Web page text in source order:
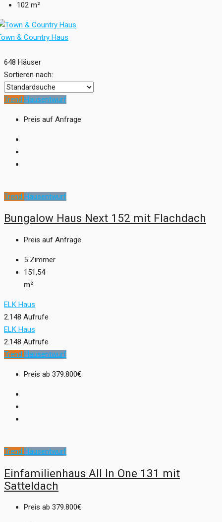
102 m²
& Country Haus
648 Häuser
Sortieren nach:
Trend Hausentwurf
Preis auf Anfrage
Trend Hausentwurf
Bungalow Haus Next 152 mit Flachdach
Preis auf Anfrage
5 Zimmer
151,54
m²
ELK Haus
2.148 Aufrufe
ELK Haus
2.148 Aufrufe
Trend Hausentwurf
Preis ab 379.800€
Trend Hausentwurf
Einfamilienhaus All In One 131 mit
Satteldach
Preis ab 379.800€